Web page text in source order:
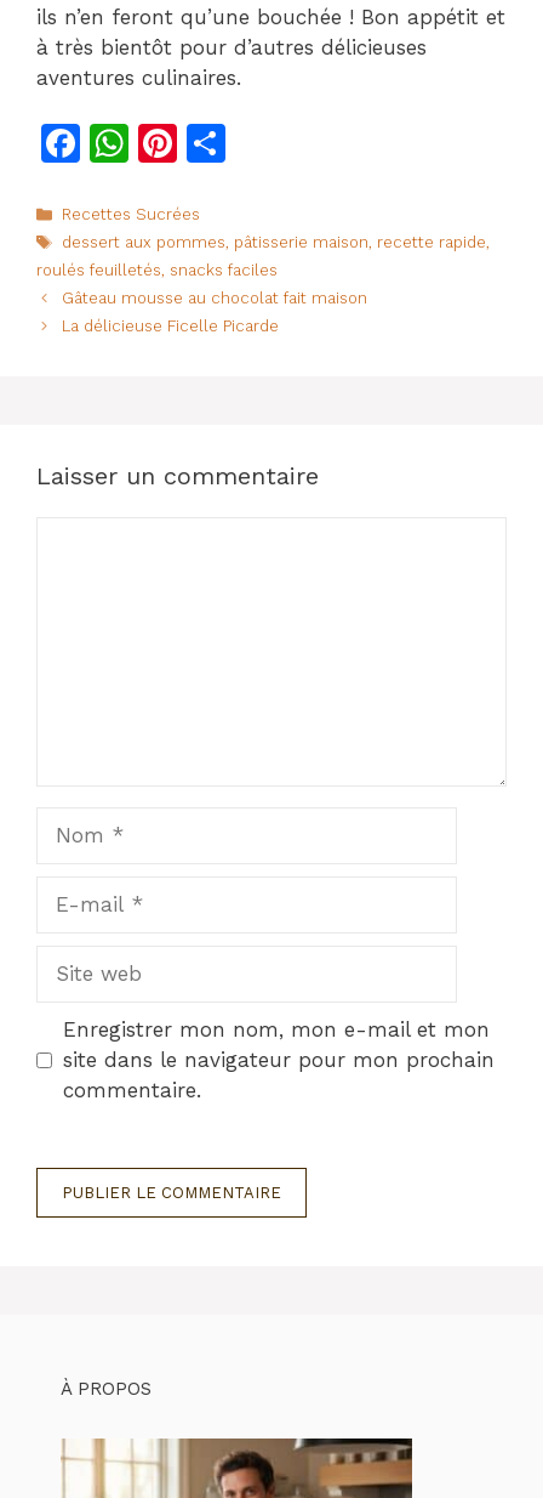
ils n’en feront qu’une bouchée ! Bon appétit et
à très bientôt pour d’autres délicieuses
aventures culinaires.
F
c
e
b
o
W
at
s
A
p
Pi
te
re
st
g
er
Catégories
Recettes Sucrées
Étiquettes
dessert aux pommes, pâtisserie maison, recette rapide,
roulés feuilletés, snacks faciles
Gâteau mousse au chocolat fait maison
La délicieuse Ficelle Picarde
Laisser un commentaire
Site
Enregistrer mon nom, mon e-mail et mon
site dans le navigateur pour mon prochain
commentaire.
À PROPOS